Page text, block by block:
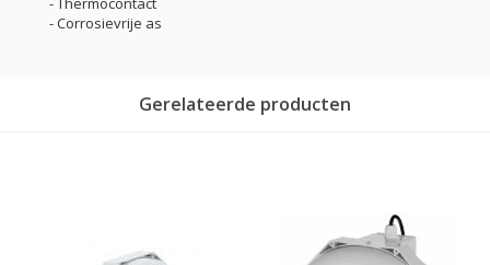
- Corrosievrije as
Gerelateerde producten